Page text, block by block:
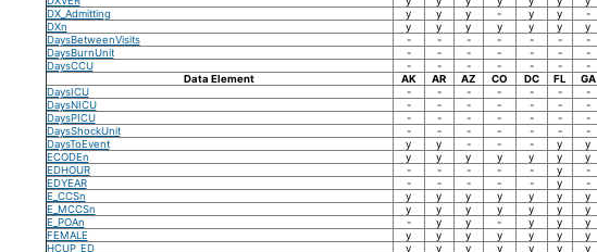
DX_Admitting
y y y - y y -
DXn
y y y y y y y
DaysBetweenVisits
- - - - - - -
DaysBurnUnit
- - - - - - -
DaysCCU
- - - - - - -
Data Element
AK AR AZ CO DC FL GA
DaysICU
- - - - - - -
DaysNICU
- - - - - - -
DaysPICU
- - - - - - -
DaysShockUnit
- - - - - - -
DaysToEvent
y y - - - y y
ECODEn
y y y y y y y
EDHOUR
- - - - - y -
EDYEAR
- - - - - y -
E_CCSn
y y y y y y y
E_MCCSn
y y y y y y y
E_POAn
- y y - y y y
FEMALE
y y y y y y y
HCUP_ED
y y y y y y y